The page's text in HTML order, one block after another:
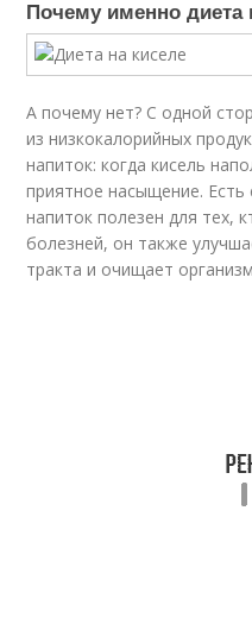
Почему именно диета
А почему нет? С одной
из низкокалорийных
напиток: когда кисель
приятное насыщение.
напиток полезен для тех,
болезней, он также
тракта и очищает